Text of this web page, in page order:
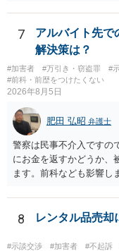
いいと思います。
7
アルバイト先で
解決策は？
#加害者 #万引き・窃盗罪 #
#前科・前歴をつけたくない
2026年8月5日
肥田 弘昭 弁護士
警察は民事不介入ですの
にお金を返すかどうか、
ます。前科なども影響し
8 レンタル品売却
#示談交渉 #加害者 #不起訴